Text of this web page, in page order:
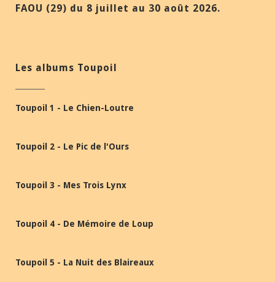
FAOU (29) du 8 juillet au 30 août 2026.
Les albums Toupoil
Toupoil 1 - Le Chien-Loutre
Toupoil 2 - Le Pic de l'Ours
Toupoil 3 - Mes Trois Lynx
Toupoil 4 - De Mémoire de Loup
Toupoil 5 - La Nuit des Blaireaux